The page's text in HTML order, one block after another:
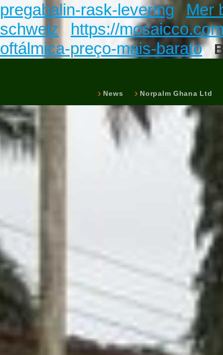
pregabalin-rask-levering
Mer
schweiz
https://
oftálmica-preço-mais-barato
News Norpalm Ghana Ltd